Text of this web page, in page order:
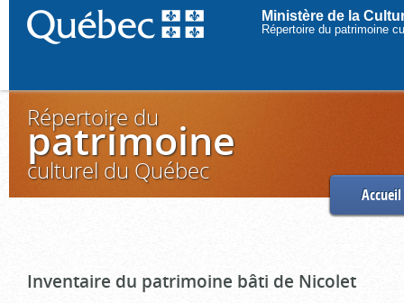
Ministère de la
Répertoire du patrimoine
Répertoire du
patrimoine
culturel du Québec
Accueil
Inventaire du patrimoine bâti de Nicolet